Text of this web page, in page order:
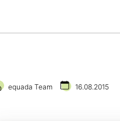
equada Team 16.08.2015